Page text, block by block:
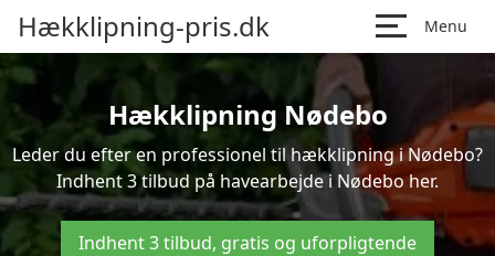
Hækklipning-pris.dk Menu
Hækklipning Nødebo
Leder du efter en professionel til hækklipning i Nødebo?
Indhent 3 tilbud på havearbejde i Nødebo her.
Indhent 3 tilbud, gratis og uforpligtende